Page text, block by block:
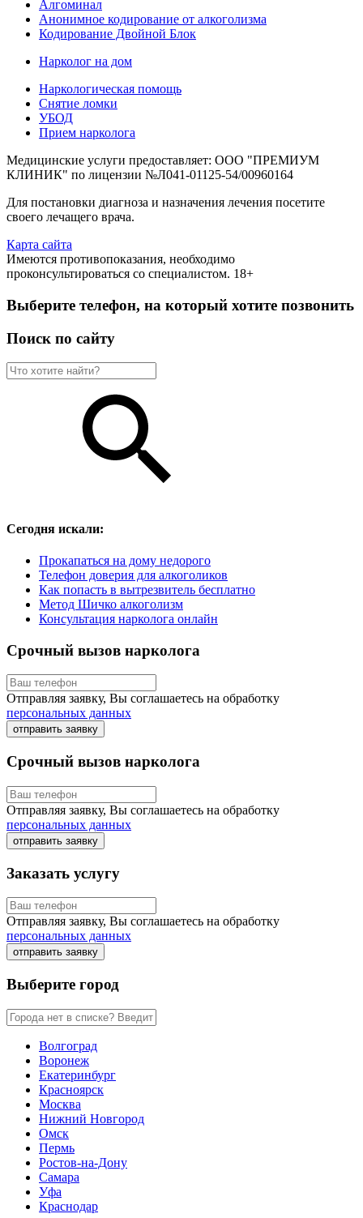
Алгоминал
Анонимное кодирование от алкоголизма
Кодирование Двойной Блок
Нарколог на дом
Наркологическая помощь
Снятие ломки
УБОД
Прием нарколога
Медицинские услуги предоставляет: ООО "ПРЕМИУМ
КЛИНИК" по лицензии №Л041-01125-54/00960164
Для постановки диагноза и назначения лечения посетите
своего лечащего врача.
Карта сайта
Имеются противопоказания, необходимо
проконсультироваться со специалистом. 18+
Выберите телефон, на который хотите позвонить
Поиск по сайту
Сегодня искали:
Прокапаться на дому недорого
Телефон доверия для алкоголиков
Как попасть в вытрезвитель бесплатно
Метод Шичко алкоголизм
Консультация нарколога онлайн
Срочный вызов нарколога
Отправляя заявку, Вы соглашаетесь на обработку
персональных данных
отправить заявку
Срочный вызов нарколога
Отправляя заявку, Вы соглашаетесь на обработку
персональных данных
отправить заявку
Заказать услугу
Отправляя заявку, Вы соглашаетесь на обработку
персональных данных
отправить заявку
Выберите город
Волгоград
Воронеж
Екатеринбург
Красноярск
Москва
Нижний Новгород
Омск
Пермь
Ростов-на-Дону
Самара
Уфа
Краснодар